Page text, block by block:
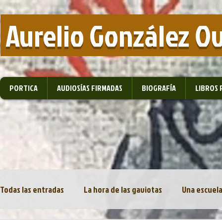
Aurelio González
PORTICA AUDIOSÍAS FIRMADAS BIOGRAFÍA LIBROS
Todas las entradas La hora de las gaviotas Una